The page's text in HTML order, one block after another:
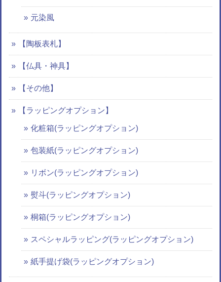
元染風
【陶板表札】
【仏具・神具】
【その他】
【ラッピングオプション】
化粧箱(ラッピングオプション)
包装紙(ラッピングオプション)
リボン(ラッピングオプション)
熨斗(ラッピングオプション)
桐箱(ラッピングオプション)
スペシャルラッピング(ラッピングオプション)
紙手提げ袋(ラッピングオプション)